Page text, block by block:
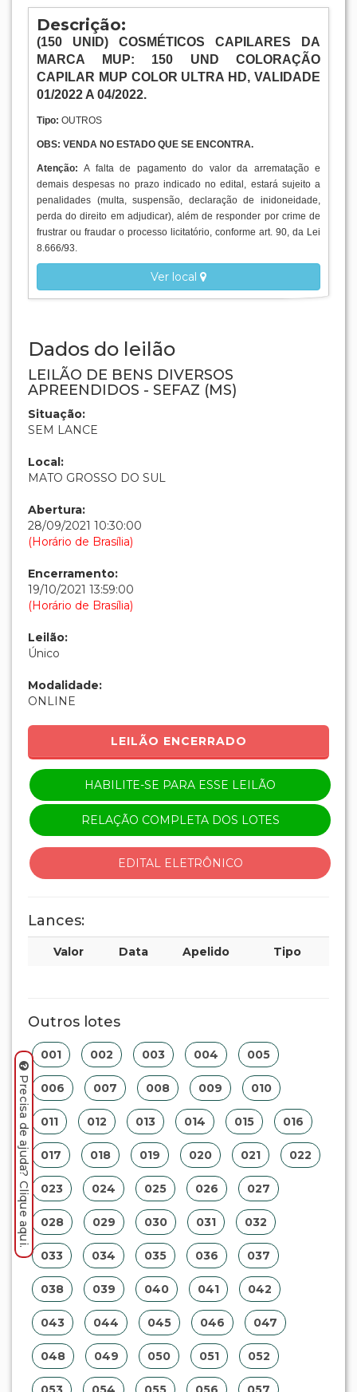
Descrição:
(150 UNID) COSMÉTICOS CAPILARES DA
MARCA MUP: 150 UND COLORAÇÃO
CAPILAR MUP COLOR ULTRA HD, VALIDADE
01/2022 A 04/2022.
Tipo: OUTROS
OBS: VENDA NO ESTADO QUE SE ENCONTRA.
Atenção:A falta de pagamento do valor da arrematação e
demais despesas no prazo indicado no edital, estará sujeito a
penalidades (multa, suspensão, declaração de inidoneidade,
perda do direito em adjudicar), além de responder por crime de
frustrar ou fraudar o processo licitatório, conforme art. 90, da Lei
8.666/93.
Ver local
Dados do leilão
LEILÃO DE BENS DIVERSOS
APREENDIDOS - SEFAZ (MS)
Situação:
SEM LANCE
Local:
MATO GROSSO DO SUL
Abertura:
28/09/2021 10:30:00
(Horário de Brasília)
Encerramento:
19/10/2021 13:59:00
(Horário de Brasília)
Leilão:
Único
Modalidade:
ONLINE
LEILÃO ENCERRADO
HABILITE-SE PARA ESSE LEILÃO
RELAÇÃO COMPLETA DOS LOTES
EDITAL ELETRÔNICO
Lances:
Valor Data Apelido Tipo
Outros lotes
001 002 003 004 005
006 007 008 009 010
011 012 013 014 015 016
017 018 019 020 021 022
023 024 025 026 027
028 029 030 031 032
033 034 035 036 037
038 039 040 041 042
043 044 045 046 047
048 049 050 051 052
Precisa de ajuda? Clique aqui.